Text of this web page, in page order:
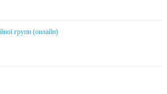
групи (онлайн)